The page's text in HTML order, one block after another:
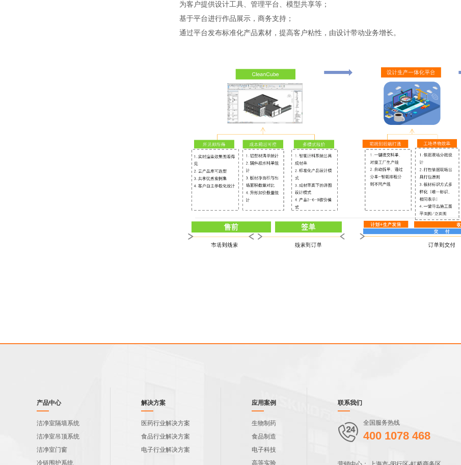
为客户提供设计工具、管理平台、模型共享等；
基于平台进行作品展示，商务支持；
通过平台发布标准化产品素材，提高客户粘性，由设计带动业务增长。
产品中心
洁净室隔墙系统
洁净室吊顶系统
洁净室门窗
冷链围护系统
解决方案
医药行业解决方案
食品行业解决方案
电子行业解决方案
应用案例
生物制药
食品制造
电子科技
高等实验
联系我们
全国服务热线
400 1078 468